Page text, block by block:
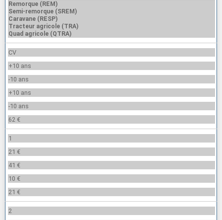
Remorque (REM)
Semi-remorque (SREM)
Caravane (RESP)
Tracteur agricole (TRA)
Quad agricole (QTRA)
CV
+10 ans
-10 ans
+10 ans
-10 ans
62 €
1
21 €
41 €
10 €
21 €
2